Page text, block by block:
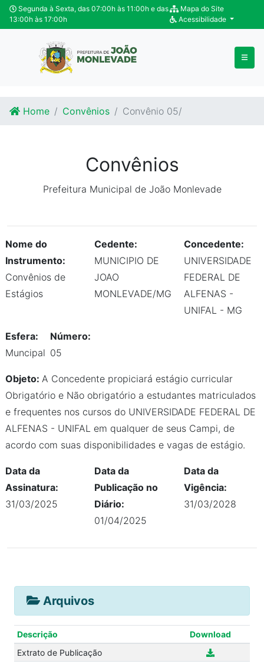
Ir para o conteúdo
Ir para o fim do conteúdo
Segunda à Sexta, das 07:00h às 11:00h e das
13:00h às 17:00h
Mapa do Site
Acessibilidade
Home Convênios Convênio 05/
Convênios
Prefeitura Municipal de João Monlevade
Nome do
Instrumento:
Convênios de
Estágios
Cedente:
MUNICIPIO DE
JOAO
MONLEVADE/MG
Concedente:
UNIVERSIDADE
FEDERAL DE
ALFENAS -
UNIFAL - MG
Esfera:
Muncipal
Número:
05
Objeto: A Concedente propiciará estágio curricular
Obrigatório e Não obrigatório a estudantes matriculados
e frequentes nos cursos do UNIVERSIDADE FEDERAL DE
ALFENAS - UNIFAL em qualquer de seus Campi, de
acordo com suas disponibilidades e vagas de estágio.
Data da
Assinatura:
31/03/2025
Data da
Publicação no
Diário:
01/04/2025
Data da
Vigência:
31/03/2028
Arquivos
Descrição
Download
Extrato de Publicação